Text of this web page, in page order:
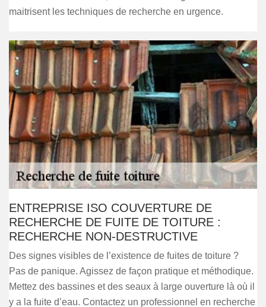
maitrisent les techniques de recherche en urgence.
ENTREPRISE ISO COUVERTURE DE
RECHERCHE DE FUITE DE TOITURE :
RECHERCHE NON-DESTRUCTIVE
Des signes visibles de l’existence de fuites de toiture ?
Pas de panique. Agissez de façon pratique et méthodique.
Mettez des bassines et des seaux à large ouverture là où il
y a la fuite d’eau. Contactez un professionnel en recherche